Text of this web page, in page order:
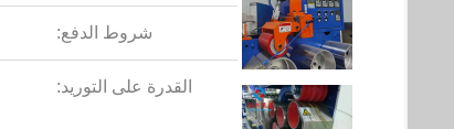
شروط الدفع:
القدرة على التوريد: